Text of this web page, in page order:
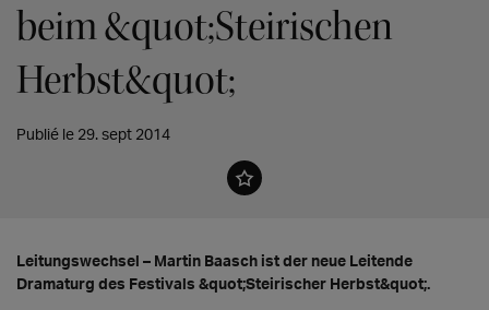
beim &quot;Steirischen
Herbst&quot;
Publié le 29. sept 2014
Leitungswechsel – Martin Baasch ist der neue Leitende
Dramaturg des Festivals &quot;Steirischer Herbst&quot;.